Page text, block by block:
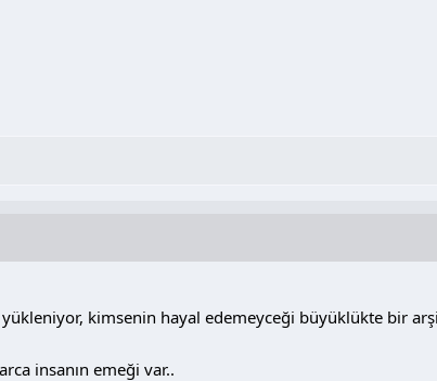
kimsenin hayal edemeyceği büyüklükte bir
insanın emeği var..